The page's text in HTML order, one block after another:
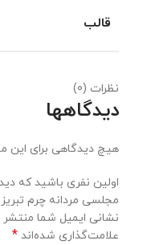
قالب
نظرات (0)
دیدگاهها
هیچ دیدگاهی برای
اولین نفری باشید که
مجلسی مردانه چرم تبریز کد
نشانی ایمیل شما
علامت‌گذاری شده‌اند *